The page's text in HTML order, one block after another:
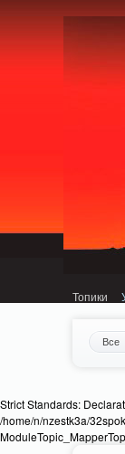
Топики
Все
Strict Standards:
/home/n/nzestk3a/